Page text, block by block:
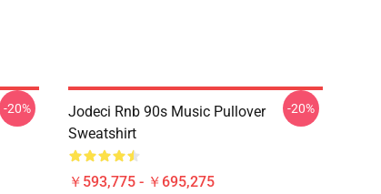
-20%
Jodeci Rnb 90s Music Pullover
Sweatshirt
￥593,775 - ￥695,275
-20%